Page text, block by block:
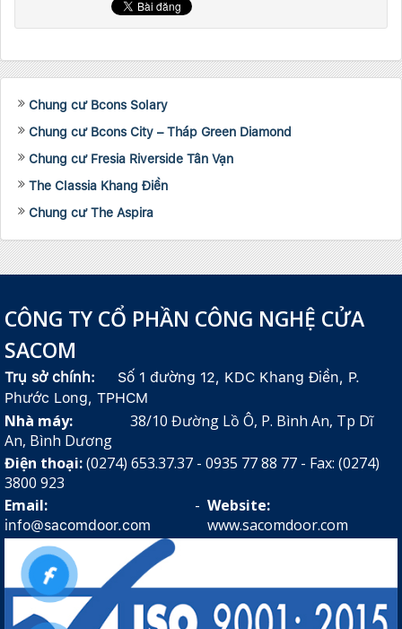
Chung cư Bcons Solary
Chung cư Bcons City – Tháp Green Diamond
Chung cư Fresia Riverside Tân Vạn
The Classia Khang Điền
Chung cư The Aspira
CÔNG TY CỔ PHẦN CÔNG NGHỆ CỬA
SACOM
Trụ sở chính:
Số 1 đường 12, KDC Khang Điền, P.
Phước Long, TPHCM
Nhà máy: 38/10 Đường Lồ Ô, P. Bình An, Tp Dĩ
An, Bình Dương
Điện thoại:(0274) 653.37.37 - 0935 77 88 77 - Fax: (0274)
3800 923
Email:
info@sacomdoor.com
- Website:
www.sacomdoor.com